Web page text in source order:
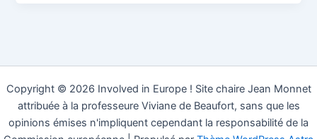
Copyright © 2026 Involved in Europe ! Site chaire Jean Monnet
attribuée à la professeure Viviane de Beaufort, sans que les
opinions émises n'impliquent cependant la responsabilité de la